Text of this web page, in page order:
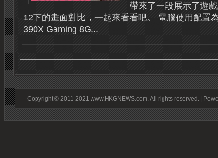
帶來了一段展示了遊
12下的畫面對比，一起來看看吧。 電腦使用配置
390X Gaming 8G...
Copyright © 2011-2021 www.HKGNEWS.com. All rights reserved. |